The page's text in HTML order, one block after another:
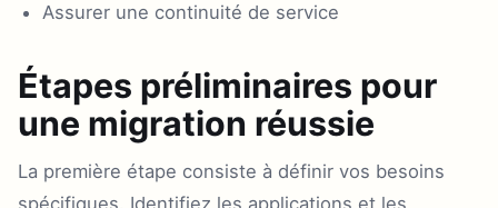
Assurer une continuité de service
Étapes préliminaires pour
une migration réussie
La première étape consiste à définir vos besoins
spécifiques. Identifiez les applications et les